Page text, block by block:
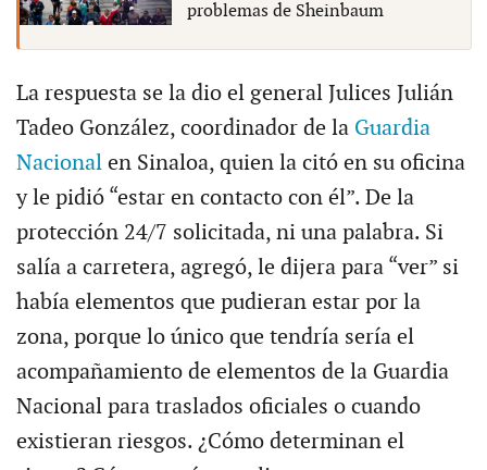
problemas de Sheinbaum
La respuesta se la dio el general Julices Julián
Tadeo González, coordinador de la Guardia
Nacionalen Sinaloa, quien la citó en su oficina
y le pidió “estar en contacto con él”. De la
protección 24/7 solicitada, ni una palabra. Si
salía a carretera, agregó, le dijera para “ver” si
había elementos que pudieran estar por la
zona, porque lo único que tendría sería el
acompañamiento de elementos de la Guardia
Nacional para traslados oficiales o cuando
existieran riesgos. ¿Cómo determinan el